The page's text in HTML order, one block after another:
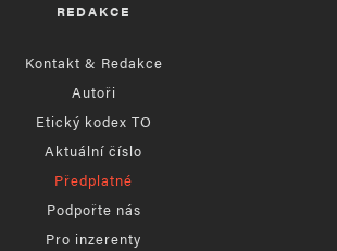
REDAKCE
Kontakt & Redakce
Autoři
Etický kodex TO
Aktuální číslo
Předplatné
Podpořte nás
Pro inzerenty